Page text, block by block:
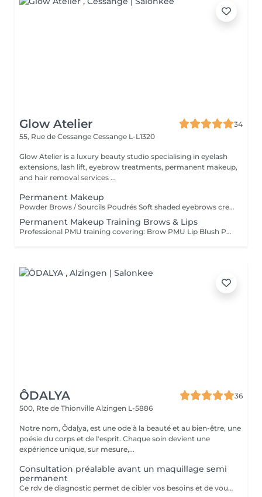
Glow Atelier
34
55, Rue de Cessange Cessange L-L1320
Glow Atelier is a luxury beauty studio specialising in eyelash
extensions, lash lift, eyebrow treatments, permanent makeup,
and hair removal services ...
Permanent Makeup
Powder Brows / Sourcils Poudrés Soft shaded eyebrows created using the Powder Brows technique for a natural, defined and long-lasting result. Ideal for enhancing shape, symmetry and density. Sourcils poudrés réalisés avec la technique Powder Brows pour un résultat naturel, élégant et durable. Idéal pour améliorer la forme, la symétrie et la densité des sourcils _____ Lip Blush / Lèvres Aquarelle Natural lip blush treatment designed to enhance the shape and colour of the lips with a soft, fresh and youthful effect. Maquillage permanent des lèvres effet aquarelle pour sublimer la forme et la couleur des lèvres avec un résultat doux, frais et natur _____ Lash Line Enhancement / Ras de Cils Subtle pigment implantation between the eyelashes to create the appearance of fuller lashes and naturally defined eyes. Pigmentation discrète entre les cils pour créer l'effet de cils plus fournis et intensifier naturellement le re _____ Permanent Eyeliner / Eye-Liner Permanent Permanent eyeliner designed to enhance and define the eyes with a precise and elegant line tailored to your eye shape. Eye-liner permanent conçu pour souligner et définir le regard grâce à un tracé élégant et personnalisé selon la forme de vo ______ Touch-Up Within 60 Days / Retouche Sous 60 Recommended touch-up appointment within 60 days after the initial procedure to perfect colour retention and shape. Retouche recommandée dans les 60 jours suivant la première séance afin de parfaire la couleur et le résult _________ Eyebrow PMU Removal / Détatouage des Sourcils Professional removal or lightening of previous eyebrow permanent makeup using a remover solution. Suitable for unwanted shape, colour correction or pigment lightening before a new PMU procedure. Éclaircissement ou retrait professionnel d'un ancien maquillage permanent des sourcils à l'aide d'une solution remover. Idéal pour corriger une forme, une couleur ou éclaircir le pigment avant une nouvelle procédure de maquillage permanent
Permanent Makeup Training Brows & Lips
Professional PMU training covering: Brow PMU Lip Blush PMU Color Theory Skin Types Machine & Needle Selection Safety & Hygiene Practice & Live Demonstration Duration: 2 Days
ÔDALYA
36
500, Rte de Thionville Alzingen L-5886
Notre nom, Ôdalya, est une ode à la beauté et au bien-être, une
poésie du corps et de l'esprit. Chaque soin devient une
expérience unique, sur mesure,...
Consultation préalable avant un maquillage semi
permanent
Ce rdv de diagnostic permet de cibler vos besoins et de vous informer sur la technique de maquillage semi permanent.